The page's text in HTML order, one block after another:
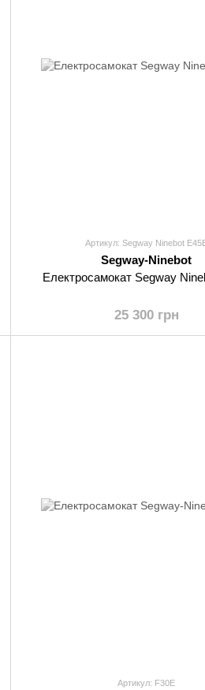
Артикул: Segway Ninebot
Segway-Ninebot
Електросамокат Segway
25 300 грн
Артикул: F30E